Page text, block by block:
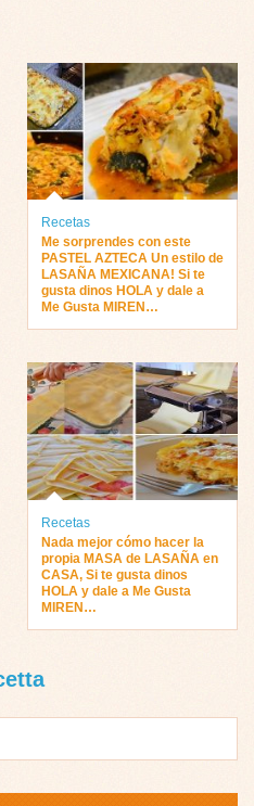
Recetas
Me sorprendes con este
PASTEL AZTECA Un estilo de
LASAÑA MEXICANA! Si te
gusta dinos HOLA y dale a
Me Gusta MIREN…
Recetas
Nada mejor cómo hacer la
propia MASA de LASAÑA en
CASA, Si te gusta dinos
HOLA y dale a Me Gusta
MIREN…